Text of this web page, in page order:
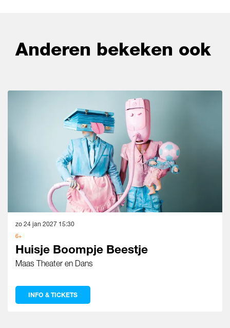
Anderen bekeken ook
Huisje Boompje Beestje
Maas Theater en Dans
6+
zo 24 jan 2027 15:30
INFO & TICKETS